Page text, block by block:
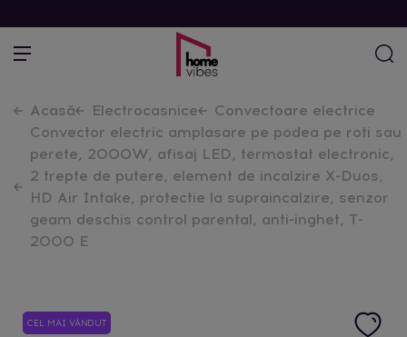
Acasă Electrocasnice
Convectoare electrice
Convector electric amplasare pe podea pe roti sau
perete, 2000W, afisaj LED, termostat electronic,
2 trepte de putere, element de incalzire X-Duos,
HD Air Intake, protectie la supraincalzire, senzor
geam deschis control parental, anti-inghet, T-
2000 E
CEL MAI VÂNDUT